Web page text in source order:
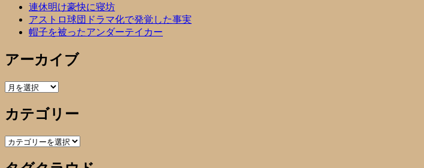
連休明け豪快に寝坊
アストロ球団ドラマ化で発覚した事実
帽子を被ったアンダーテイカー
アーカイブ
ア
カ
イ
ブ
カテゴリー
カ